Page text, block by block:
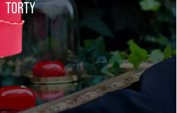
TORTY